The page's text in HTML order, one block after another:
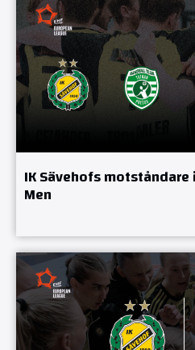
IK Sävehofs motståndare
Men